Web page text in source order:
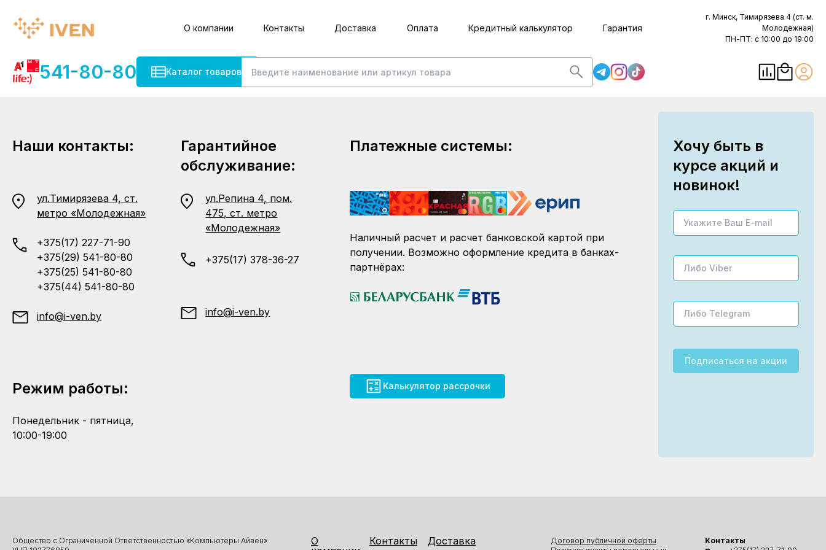
О компании Контакты Доставка Оплата Кредитный калькулятор Гарантия
г. Минск, Тимирязева 4 (ст. м.
Молодежная)
ПН-ПТ: с 10:00 до 19:00
541-80-80 Каталог товаров
Наши контакты:
ул.Тимирязева 4, ст.
метро «Молодежная»
+375(17) 227-71-90
+375(29) 541-80-80
+375(25) 541-80-80
+375(44) 541-80-80
info@i-ven.by
Гарантийное
обслуживание:
ул.Репина 4, пом.
475, ст. метро
«Молодежная»
+375(17) 378-36-27
info@i-ven.by
Платежные системы:
Наличный расчет и расчет банковской картой при
получении. Возможно оформление кредита в банках-
партнёрах:
Режим работы:
Понедельник - пятница,
10:00-19:00
Калькулятор рассрочки
Хочу быть в
курсе акций и
новинок!
Подписаться на акции
Общество с Ограниченной Ответственностью «Компьютеры Айвен»
О
Контакты Доставка
Договор публичной оферты
Контакты